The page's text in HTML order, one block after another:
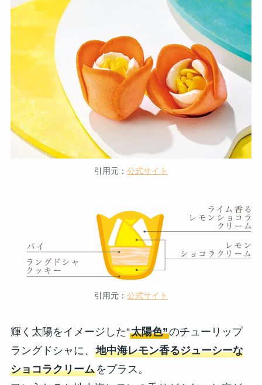
引用元： 公式サイト
引用元： 公式サイト
輝く太陽をイメージした“太陽色”のチューリップ
ラングドシャに、 地中海レモン香るジューシーな
ショコラクリームをプラス。